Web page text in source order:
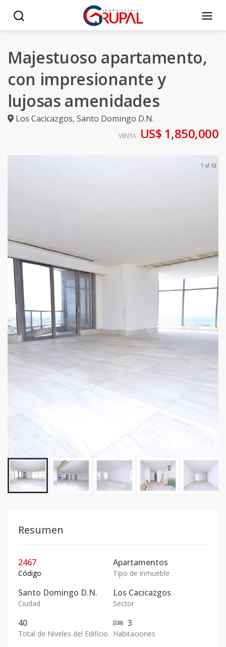
Majestuoso apartamento,
con impresionante y
lujosas amenidades
Los Cacicazgos, Santo Domingo D.N.
VENTA US$ 1,850,000
1 of 18
Resumen
2467
Código
Apartamentos
Tipo de inmueble
Santo Domingo D.N.
Ciudad
Los Cacicazgos
Sector
40
Total de Niveles del Edificio
3
Habitaciones